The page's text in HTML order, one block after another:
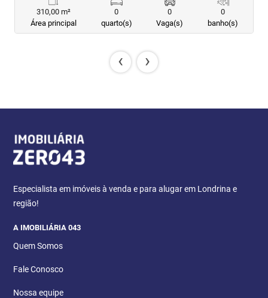
310,00 m²
Área principal
0
quarto(s)
0
Vaga(s)
0
banho(s)
‹ ›
Especialista em imóveis à venda e para alugar em Londrina e
região!
A IMOBILIÁRIA 043
Quem Somos
Fale Conosco
Nossa equipe